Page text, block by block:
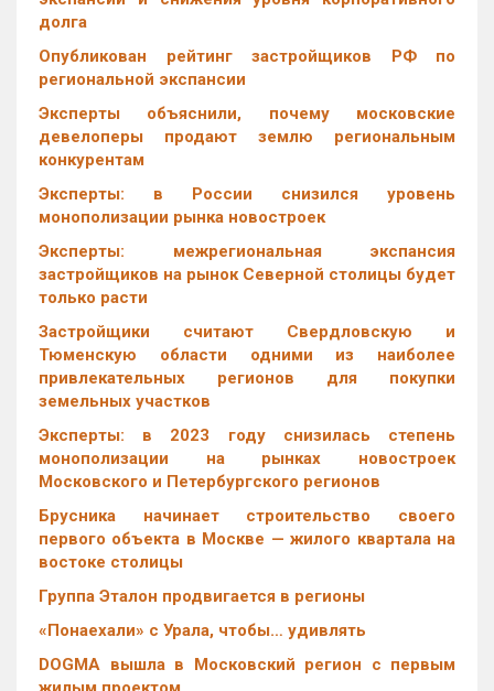
долга
Опубликован рейтинг застройщиков РФ по
региональной экспансии
Эксперты объяснили, почему московские
девелоперы продают землю региональным
конкурентам
Эксперты: в России снизился уровень
монополизации рынка новостроек
Эксперты: межрегиональная экспансия
застройщиков на рынок Северной столицы будет
только расти
Застройщики считают Свердловскую и
Тюменскую области одними из наиболее
привлекательных регионов для покупки
земельных участков
Эксперты: в 2023 году снизилась степень
монополизации на рынках новостроек
Московского и Петербургского регионов
Брусника начинает строительство своего
первого объекта в Москве — жилого квартала на
востоке столицы
Группа Эталон продвигается в регионы
«Понаехали» с Урала, чтобы… удивлять
DOGMA вышла в Московский регион с первым